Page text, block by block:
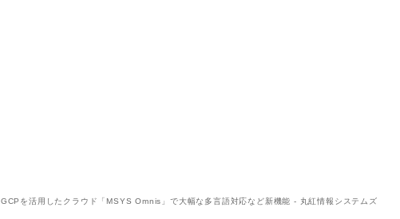
GCPを活用したクラウド「MSYS Omnis」で大幅な多言語対応など新機能 - 丸紅情報システムズ